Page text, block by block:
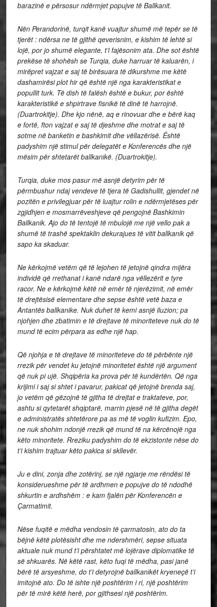
barazinë e përsosur ndërmjet popujve të Ballkanit.
Nën Perandorinë, turqit kanë vuajtur shumë më tepër se të
tjerët : ndërsa ne të gjithë qeverisnim, e kishim të lehtë si
lojë, por jo shumë elegante, t’i fajësonim ata. Dhe sot është
prekëse të shohësh se Turqia, duke harruar të kaluarën, i
mirëpret vajzat e saj të birësuara të dikurshme me këtë
dashamirësi plot hir që është një nga karakteristikat e
popullit turk. Të dish të falësh është e bukur, por është
karakteristikë e shpirtrave fisnikë të dinë të harrojnë.
(Duartrokitje). Dhe kjo nënë, aq e rinovuar dhe e bërë kaq
e fortë, fton vajzat e saj të djeshme dhe motrat e saj të
sotme në banketin e bashkimit dhe vëllazërisë. Është
padyshim një stimul për delegatët e Konferencës dhe një
mësim për shtetarët ballkanikë. (Duartrokitje).
Turqia, duke mos pasur më asnjë detyrim për të
përmbushur ndaj vendeve të tjera të Gadishullit, gjendet në
pozitën e privilegjuar për të luajtur rolin e ndërmjetëses për
zgjidhjen e mosmarrëveshjeve që pengojnë Bashkimin
Ballkanik. Ajo do të tentojë të mbulojë me një vello pak a
shumë të trashë spektaklin dekurajues të vitit ballkanik që
sapo ka skaduar.
Ne kërkojmë vetëm që të lejohen të jetojnë qindra mijëra
individë që rrethanat i kanë ndarë nga vëllezërit e tyre
racor. Ne e kërkojmë këtë në emër të njerëzimit, në emër
të drejtësisë elementare dhe sepse është vetë baza e
Antantës ballkanike. Nuk duhet të kemi asnjë iluzion; pa
njohjen dhe zbatimin e të drejtave të minoriteteve nuk do të
mund të ecim përpara as edhe një hap.
Që njohja e të drejtave të minoriteteve do të përbënte një
rrezik për vendet ku jetojnë minoritetet është një argument
që nuk pi ujë. Shqipëria ka prova për të kundërtën. Që nga
krijimi i saj si shtet i pavarur, pakicat që jetojnë brenda saj,
jo vetëm që gëzojnë të gjitha të drejtat e traktateve, por,
ashtu si qytetarët shqiptarë, marrin pjesë në të gjitha degët
e administratës shtetërore pa as më të voglin kufizim. Epo,
ne nuk shohim ndonjë rrezik që mund të na kërcënojë nga
këto minoritete. Rreziku padyshim do të ekzistonte nëse do
t’i kishim trajtuar këto pakica si skllevër.
Ju e dini, zonja dhe zotërinj, se një ngjarje me rëndësi të
konsiderueshme për të ardhmen e popujve do të ndodhë
shkurtin e ardhshëm : e kam fjalën për Konferencën e
Çarmatimit.
Nëse fuqitë e mëdha vendosin të çarmatosin, ato do ta
bëjnë këtë plotësisht dhe me ndershmëri, sepse situata
aktuale nuk mund t’i përshtatet më lojërave diplomatike të
së shkuarës. Në këtë rast, këto fuqi të mëdha, pasi janë
bërë të arsyeshme, do t’i detyrojnë ballkanikët kryeneçë t’i
imitojnë ato. Do të ishte një poshtërim i ri, një poshtërim
për të mirë këtë herë, por gjithsesi një poshtërim.